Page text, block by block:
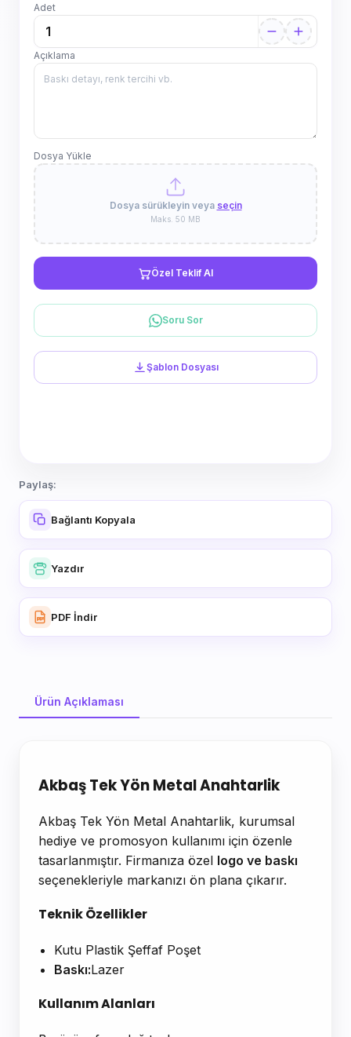
Adet
Açıklama
Dosya Yükle
Dosya sürükleyin veya seçin
Maks. 50 MB
Özel Teklif Al
Soru Sor
Şablon Dosyası
Paylaş:
Bağlantı Kopyala
Yazdır
PDF İndir
Ürün Açıklaması
Akbaş Tek Yön Metal Anahtarlik
Akbaş Tek Yön Metal Anahtarlik, kurumsal
hediye ve promosyon kullanımı için özenle
tasarlanmıştır. Firmanıza özel logo ve baskı
seçenekleriyle markanızı ön plana çıkarır.
Teknik Özellikler
Kutu Plastik Şeffaf Poşet
Baskı:Lazer
Kullanım Alanları